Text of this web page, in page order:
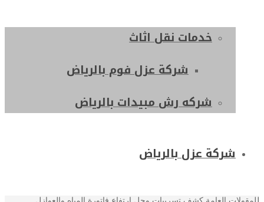
خدمات نقل اثاث
شركة عزل فوم بالرياض
شركه رش مبيدات بالرياض
شركة عزل بالرياض